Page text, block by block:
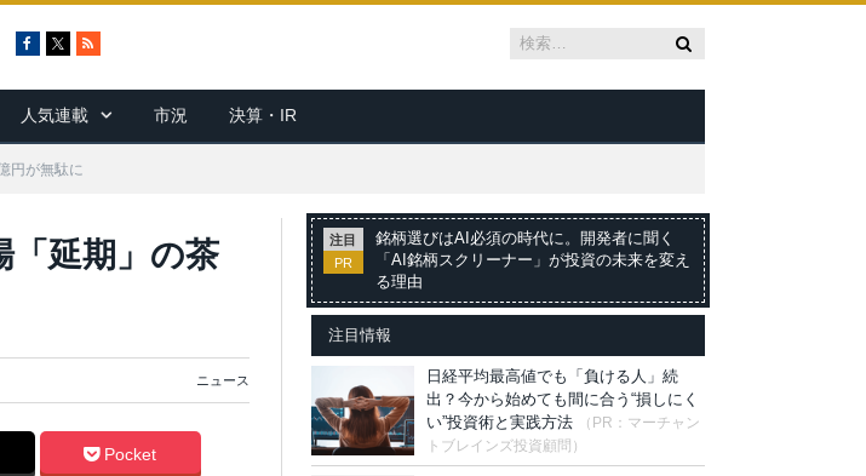
c
e
b
o
R
S
人気連載 市況 決算・IR
円が無駄に
「延期」の茶
ニュース
Pocket
注目
PR
銘柄選びはAI必須の時代に。開発者に聞く
「AI銘柄スクリーナー」が投資の未来を変え
る理由
注目情報
日経平均最高値でも「負ける人」続
出？今から始めても間に合う“損しにく
い”投資術と実践方法
（PR：マーチャン
トブレインズ投資顧問）